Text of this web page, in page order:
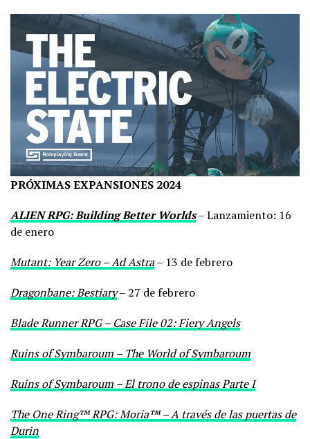
PRÓXIMAS EXPANSIONES 2024
ALIEN RPG: Building Better Worlds– Lanzamiento: 16
de enero
Mutant: Year Zero – Ad Astra– 13 de febrero
Dragonbane: Bestiary– 27 de febrero
Blade Runner RPG – Case File 02: Fiery Angels
Ruins of Symbaroum – The World of Symbaroum
Ruins of Symbaroum – El trono de espinas Parte I
The One Ring™ RPG: Moria™ – A través de las puertas de
Durin